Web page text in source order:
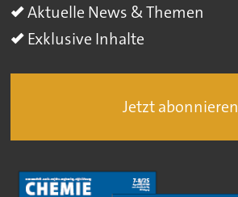
Aktuelle News & Themen
Exklusive Inhalte
Jetzt abonnieren